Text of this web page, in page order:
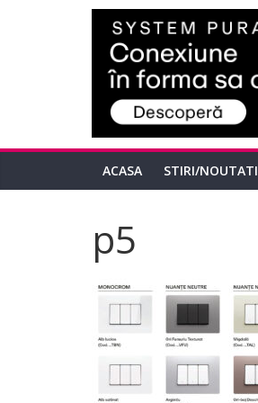
ACASA STIRI/NOUTATI
p5